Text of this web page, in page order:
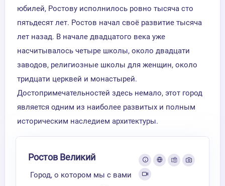
юбилей, Ростову исполнилось ровно тысяча сто
пятьдесят лет. Ростов начал своё развитие тысяча
лет назад. В начале двадцатого века уже
насчитывалось четыре школы, около двадцати
заводов, религиозные школы для женщин, около
тридцати церквей и монастырей.
Достопримечательностей здесь немало, этот город
является одним из наиболее развитых и полным
историческим наследием архитектуры.
Ростов Великий
Город, о котором мы с вами